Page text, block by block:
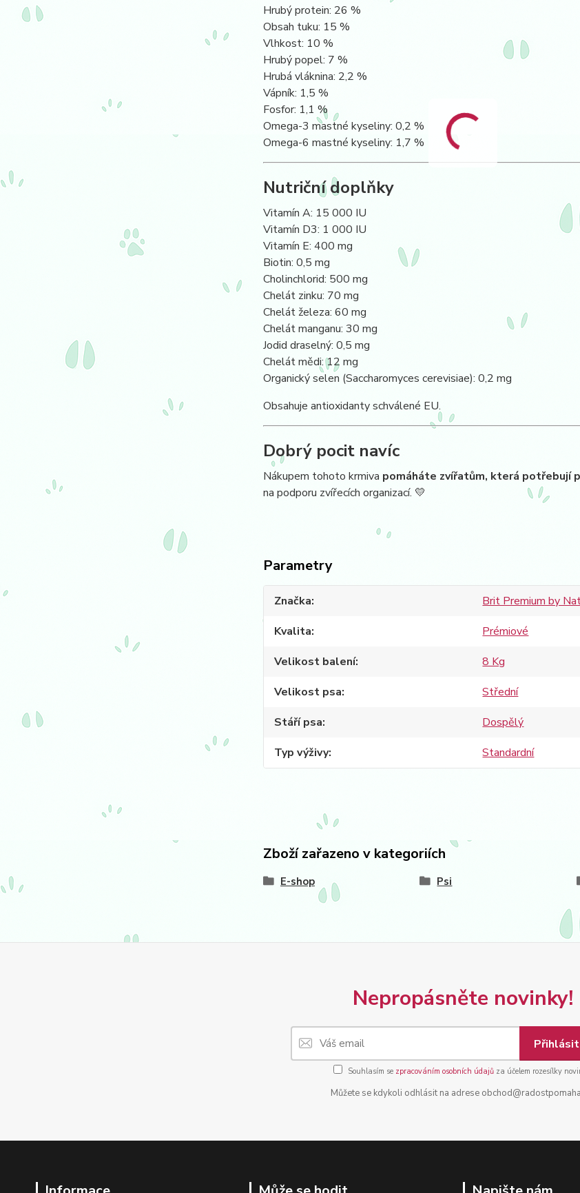
Hrubý protein: 26 %
Obsah tuku: 15 %
Vlhkost: 10 %
Hrubý popel: 7 %
Hrubá vláknina: 2,2 %
Vápník: 1,5 %
Fosfor: 1,1 %
Omega-3 mastné kyseliny: 0,2 %
Omega-6 mastné kyseliny: 1,7 %
Nutriční doplňky
Vitamín A: 15 000 IU
Vitamín D3: 1 000 IU
Vitamín E: 400 mg
Biotin: 0,5 mg
Cholinchlorid: 500 mg
Chelát zinku: 70 mg
Chelát železa: 60 mg
Chelát manganu: 30 mg
Jodid draselný: 0,5 mg
Chelát mědi: 12 mg
Organický selen (Saccharomyces cerevisiae): 0,2 mg
Obsahuje antioxidanty schválené EU.
Dobrý pocit navíc
Nákupem tohoto krmiva pomáháte zvířatům, která potřebují
na podporu zvířecích organizací. 💛
Parametry
Značka
Brit Premium by
Kvalita
Prémiové
Velikost balení
8 Kg
Velikost psa
Střední
Stáří psa
Dospělý
Typ výživy
Standardní
Zboží zařazeno v kategoriích
E-shop Psi
Nepropásněte novinky!
Souhlasím se zpracováním osobních údajůza účelem rozesílky
Můžete se kdykoli odhlásit na adrese